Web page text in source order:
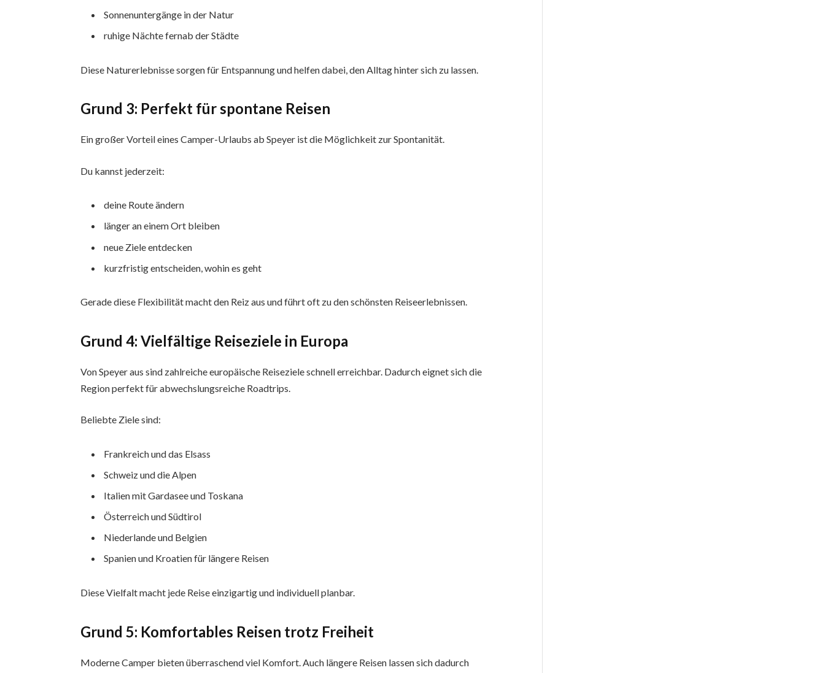
Sonnenuntergänge in der Natur
ruhige Nächte fernab der Städte
Diese Naturerlebnisse sorgen für Entspannung und helfen dabei, den Alltag hinter sich zu lassen.
Grund 3: Perfekt für spontane Reisen
Ein großer Vorteil eines Camper-Urlaubs ab Speyer ist die Möglichkeit zur Spontanität.
Du kannst jederzeit:
deine Route ändern
länger an einem Ort bleiben
neue Ziele entdecken
kurzfristig entscheiden, wohin es geht
Gerade diese Flexibilität macht den Reiz aus und führt oft zu den schönsten Reiseerlebnissen.
Grund 4: Vielfältige Reiseziele in Europa
Von Speyer aus sind zahlreiche europäische Reiseziele schnell erreichbar. Dadurch eignet sich die
Region perfekt für abwechslungsreiche Roadtrips.
Beliebte Ziele sind:
Frankreich und das Elsass
Schweiz und die Alpen
Italien mit Gardasee und Toskana
Österreich und Südtirol
Niederlande und Belgien
Spanien und Kroatien für längere Reisen
Diese Vielfalt macht jede Reise einzigartig und individuell planbar.
Grund 5: Komfortables Reisen trotz Freiheit
Moderne Camper bieten überraschend viel Komfort. Auch längere Reisen lassen sich dadurch